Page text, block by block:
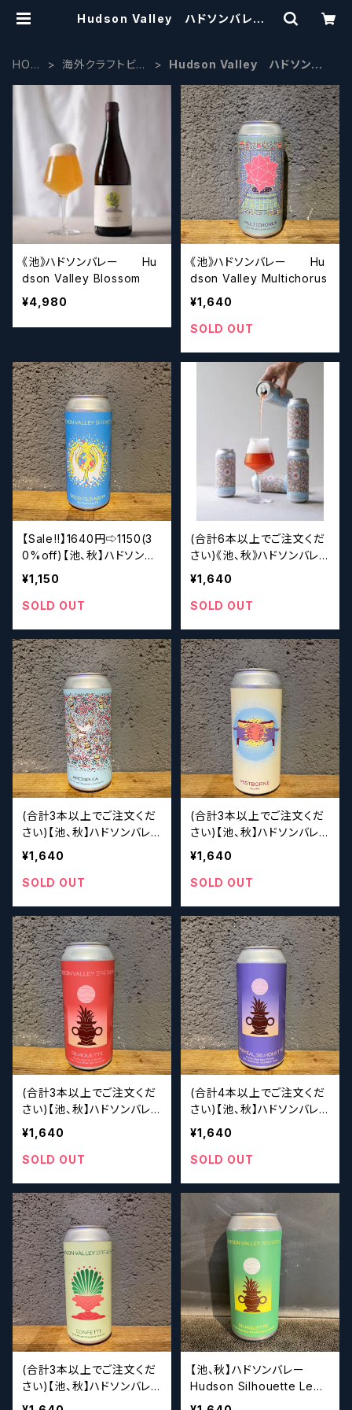
Hudson Valley ハドソンバレー |
HOM
海外クラフトビー
Hudson Valley ハドソンバ
《池》ハドソンバレー Hu
dson Valley Blossom
¥4,980
《池》ハドソンバレー Hu
dson Valley Multichorus
¥1,640
SOLD OUT
【Sale‼︎】1640円⇨1150(3
0%off)【池、秋】ハドソンバ
レー Hudson Valley
Good Old Neon
¥1,150
SOLD OUT
(合計6本以上でご注文くだ
さい)《池、秋》ハドソンバレ
ー Hudson Valley Blo
om
¥1,640
SOLD OUT
(合計3本以上でご注文くだ
さい)【池、秋】ハドソンバレ
ー Hudson Valley Am
orphia
¥1,640
SOLD OUT
(合計3本以上でご注文くだ
さい)【池、秋】ハドソンバレ
ー Hudson Valley Mi
stborne
¥1,640
SOLD OUT
(合計3本以上でご注文くだ
さい)【池、秋】ハドソンバレ
ー Hudson Valley Sil
houetteRaspberry Oatm
eal
¥1,640
SOLD OUT
(合計4本以上でご注文くだ
さい)【池、秋】ハドソンバレ
ー Hudson Valley Blu
eberry Oatmeal Silhoue
tte
¥1,640
SOLD OUT
(合計3本以上でご注文くだ
さい)【池、秋】ハドソンバレ
ー Hudson Valley Co
【池、秋】ハドソンバレー
Hudson Silhouette Lem
on Lime